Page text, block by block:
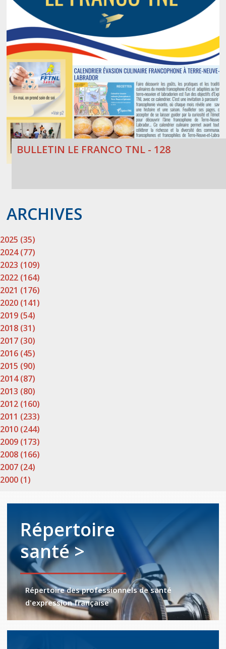
BULLETIN LE FRANCO TNL - 128
ARCHIVES
2025 (35)
2024 (77)
2023 (109)
2022 (164)
2021 (176)
2020 (141)
2019 (54)
2018 (31)
2017 (30)
2016 (45)
2015 (90)
2014 (87)
2013 (80)
2012 (160)
2011 (233)
2010 (244)
2009 (173)
2008 (166)
2007 (24)
2000 (1)
Répertoire
santé >
Répertoire des professionnels de santé
d'expression française